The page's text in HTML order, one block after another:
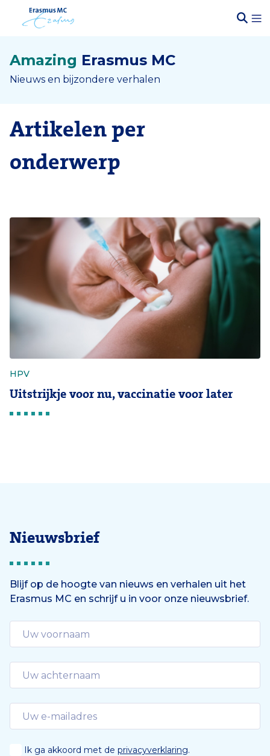
Amazing Erasmus MC
Nieuws en bijzondere verhalen
Artikelen per
onderwerp
HPV
Uitstrijkje voor nu, vaccinatie voor later
Nieuwsbrief
Blijf op de hoogte van nieuws en verhalen uit het
Erasmus MC en schrijf u in voor onze nieuwsbrief.
Ik ga akkoord met de privacyverklaring.